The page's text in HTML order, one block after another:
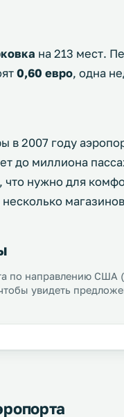
на 213 мест.
0,60 евро, одна
в 2007 году
до миллиона
что нужно для
по направлению США
увидеть